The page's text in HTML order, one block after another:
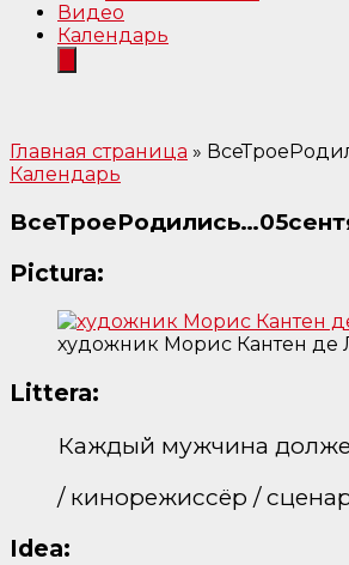
Видео
Календарь
Главная страница »
Календарь
Pictura:
художник Морис Кантен де
Littera:
Каждый мужчина
/ кинорежиссёр /
Idea: